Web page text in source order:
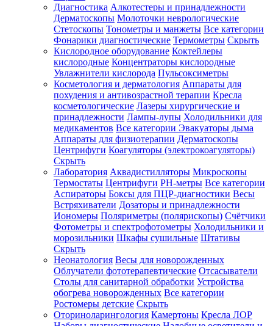
Диагностика Алкотестеры и принадлежности
Дерматоскопы Молоточки неврологические
Стетоскопы Тонометры и манжеты Все категории
Фонарики диагностические Термометры Скрыть
Кислородное оборудование Коктейлеры
кислородные Концентраторы кислородные
Увлажнители кислорода Пульсоксиметры
Косметология и дерматология Аппараты для
похудения и антивозрастной терапии Кресла
косметологические Лазеры хирургические и
принадлежности Лампы-лупы Холодильники для
медикаментов Все категории Эвакуаторы дыма
Аппараты для физиотерапии Дерматоскопы
Центрифуги Коагуляторы (электрокоагуляторы)
Скрыть
Лаборатория Аквадистилляторы Микроскопы
Термостаты Центрифуги PH-метры Все категории
Аспираторы Боксы для ПЦР-диагностики Весы
Встряхиватели Дозаторы и принадлежности
Иономеры Поляриметры (полярископы) Счётчики
Фотометры и спектрофотометры Холодильники и
морозильники Шкафы сушильные Штативы
Скрыть
Неонатология Весы для новорожденных
Облучатели фототерапевтические Отсасыватели
Столы для санитарной обработки Устройства
обогрева новорожденных Все категории
Ростомеры детские Скрыть
Оториноларингология Камертоны Кресла ЛОР